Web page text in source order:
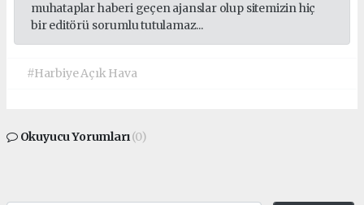
muhataplar haberi geçen ajanslar olup sitemizin hiç
bir editörü sorumlu tutulamaz...
#Harbiye Açık Hava
Okuyucu Yorumları(0)